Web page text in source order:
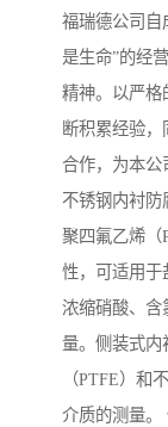
福瑞德公司自
是生命”的经
精神。以严格
断积累经验
合作，为本公
不锈钢内衬防
聚四氟乙烯（
性，可适用于
浓缩硝酸、含
量。侧装式内
（PTFE）和
介质的测量。